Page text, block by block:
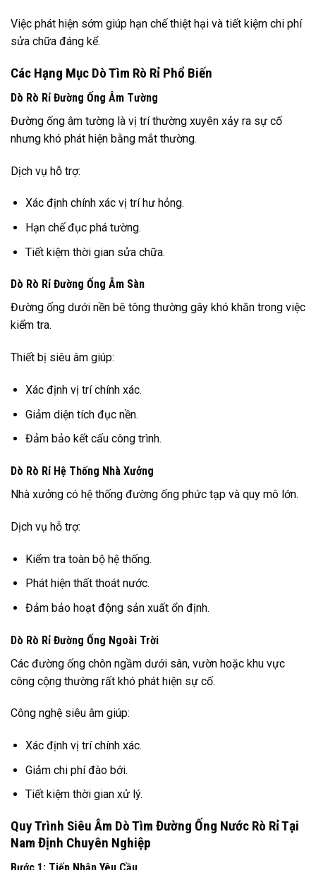
Việc phát hiện sớm giúp hạn chế thiệt hại và tiết kiệm chi phí
sửa chữa đáng kể.
Các Hạng Mục Dò Tìm Rò Rỉ Phổ Biến
Dò Rò Rỉ Đường Ống Âm Tường
Đường ống âm tường là vị trí thường xuyên xảy ra sự cố
nhưng khó phát hiện bằng mắt thường.
Dịch vụ hỗ trợ:
Xác định chính xác vị trí hư hỏng.
Hạn chế đục phá tường.
Tiết kiệm thời gian sửa chữa.
Dò Rò Rỉ Đường Ống Âm Sàn
Đường ống dưới nền bê tông thường gây khó khăn trong việc
kiểm tra.
Thiết bị siêu âm giúp:
Xác định vị trí chính xác.
Giảm diện tích đục nền.
Đảm bảo kết cấu công trình.
Dò Rò Rỉ Hệ Thống Nhà Xưởng
Nhà xưởng có hệ thống đường ống phức tạp và quy mô lớn.
Dịch vụ hỗ trợ:
Kiểm tra toàn bộ hệ thống.
Phát hiện thất thoát nước.
Đảm bảo hoạt động sản xuất ổn định.
Dò Rò Rỉ Đường Ống Ngoài Trời
Các đường ống chôn ngầm dưới sân, vườn hoặc khu vực
công cộng thường rất khó phát hiện sự cố.
Công nghệ siêu âm giúp:
Xác định vị trí chính xác.
Giảm chi phí đào bới.
Tiết kiệm thời gian xử lý.
Quy Trình Siêu Âm Dò Tìm Đường Ống Nước Rò Rỉ Tại
Nam Định Chuyên Nghiệp